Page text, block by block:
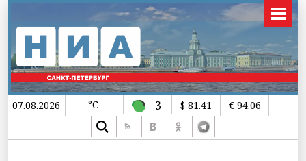
07.08.2026 °C 3 $ 81.41 € 94.06